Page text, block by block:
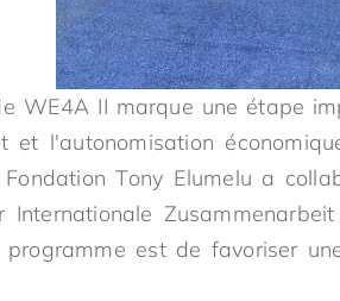
WE4A II marque une étape
et l'autonomisation
Tony Elumelu a
Internationale
est de favoriser